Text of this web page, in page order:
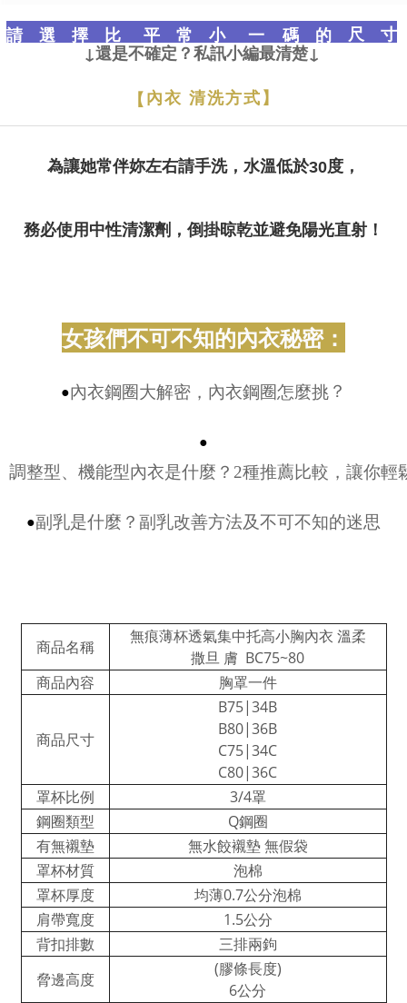
請 選 擇 比 平 常 小 一 碼 的 尺 寸
↓還是不確定？私訊小編最清楚↓
【內衣 清洗方式】
為讓她常伴妳左右請手洗，水溫低於30度，
務必使用中性清潔劑，倒掛晾乾並避免陽光直射！
女孩們不可不知的內衣秘密：
●內衣鋼圈大解密，內衣鋼圈怎麼挑 ？
●
調整型、機能型內衣是什麼？2種推薦比較，讓你輕
●副乳是什麼？副乳改善方法及不可不知的迷思
商品名稱
無痕薄杯透氣集中托高小胸內衣 溫柔
撒旦 膚 BC75~80
商品內容
胸罩一件
商品尺寸
B75|34B
B80|36B
C75|34C
C80|36C
罩杯比例
3/4罩
鋼圈類型
Q鋼圈
有無襯墊
無水餃襯墊 無假袋
罩杯材質
泡棉
罩杯厚度
均薄0.7公分泡棉
肩帶寬度
1.5公分
背扣排數
三排兩鉤
脅邊高度
(膠條長度)
6公分